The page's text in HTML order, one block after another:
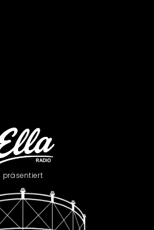
präsentiert
The ZigZag Jazz